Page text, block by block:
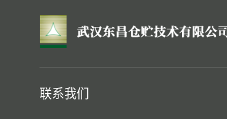
联系我们